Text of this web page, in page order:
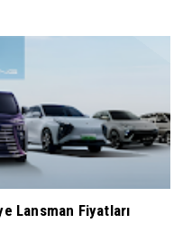
Lansman Fiyatları